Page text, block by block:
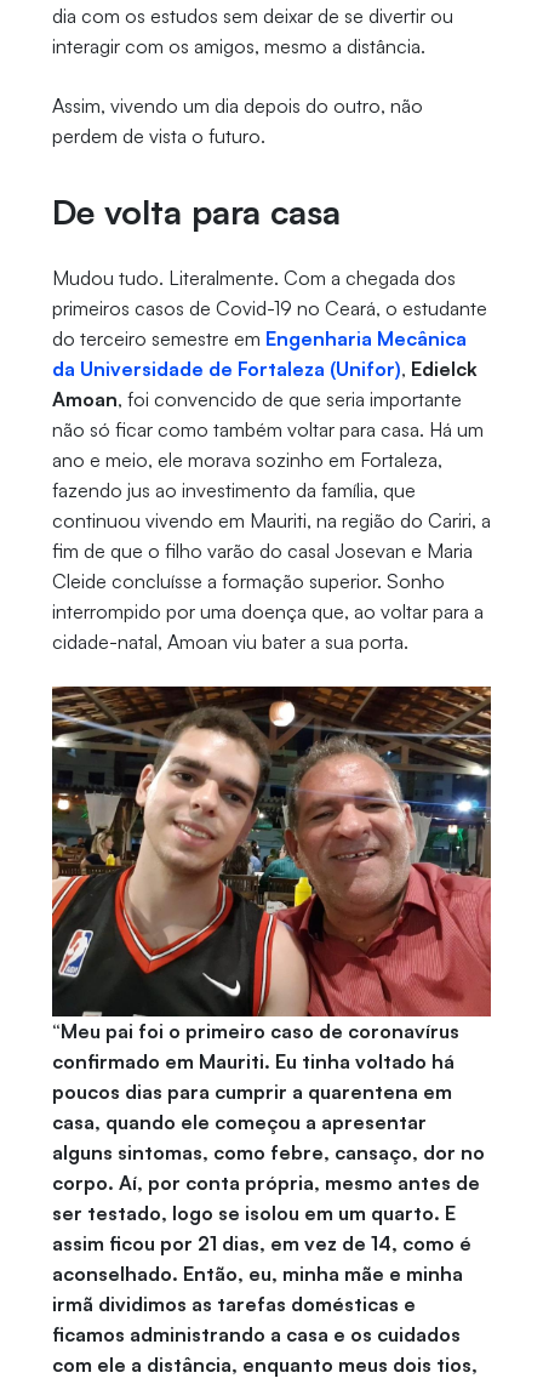
dia com os estudos sem deixar de se divertir ou
interagir com os amigos, mesmo a distância.
Assim, vivendo um dia depois do outro, não
perdem de vista o futuro.
De volta para casa
Mudou tudo. Literalmente. Com a chegada dos
primeiros casos de Covid-19 no Ceará, o estudante
do terceiro semestre em Engenharia Mecânica
da Universidade de Fortaleza (Unifor), Edielck
Amoan, foi convencido de que seria importante
não só ficar como também voltar para casa. Há um
ano e meio, ele morava sozinho em Fortaleza,
fazendo jus ao investimento da família, que
continuou vivendo em Mauriti, na região do Cariri, a
fim de que o filho varão do casal Josevan e Maria
Cleide concluísse a formação superior. Sonho
interrompido por uma doença que, ao voltar para a
cidade-natal, Amoan viu bater a sua porta.
“Meu pai foi o primeiro caso de coronavírus
confirmado em Mauriti. Eu tinha voltado há
poucos dias para cumprir a quarentena em
casa, quando ele começou a apresentar
alguns sintomas, como febre, cansaço, dor no
corpo. Aí, por conta própria, mesmo antes de
ser testado, logo se isolou em um quarto. E
assim ficou por 21 dias, em vez de 14, como é
aconselhado. Então, eu, minha mãe e minha
irmã dividimos as tarefas domésticas e
ficamos administrando a casa e os cuidados
com ele a distância, enquanto meus dois tios,